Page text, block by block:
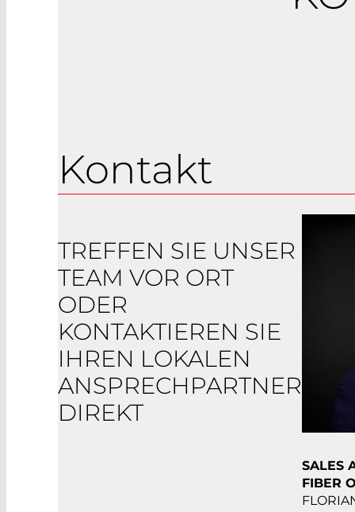
Kontakt
TREFFEN SIE UNSER
TEAM VOR ORT
ODER
KONTAKTIEREN SIE
IHREN LOKALEN
ANSPRECHPARTNER
DIREKT
SALES
FIBER